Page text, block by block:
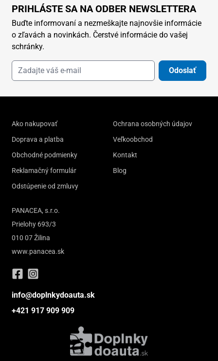
PRIHLÁSTE SA NA ODBER NEWSLETTERA
Buďte informovaní a nezmeškajte najnovšie informácie
o zľavách a novinkách. Čerstvé informácie do vašej
schránky.
Odoslať
Ako nakupovať
Doprava a platba
Obchodné podmienky
Reklamačný formulár
Odstúpenie od zmluvy
Ochrana osobných údajov
Veľkoobchod
Kontakt
Blog
PANACEA, s.r.o.
Prielohy 693/3
010 07 Žilina
www.panacea.sk
info@doplnkydoauta.sk
+421 917 909 909